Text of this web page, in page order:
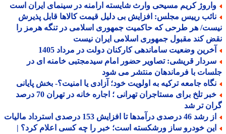
کریم مسیحی وارث شایسته ارامنه در سینمای ایران است
رییس مجلس: افزایش بی دلیل قیمت کالاها قابل پذیرش
هر طرحی که حاکمیت جمهوری اسلامی در تنگه هرمز را
کند مقبول جمهوری اسلامی ایران نیست
وضعیت ساماندهی کارکنان دولت در مرداد 1405
قریشی: تصاویر حضور امام سیدمجتبی خامنه ای در
با فرماندهان منتشر می شود
جامعه ترکیه به اولویت خود؛ آزادی یا امنیت؟- بخش پایانی
خبر تلخ برای مستاجران تهرانی ؛ اجاره خانه در تهران 70 درصد
تر شد
درصدی درآمدها تا افزایش 153 درصدی استرداد مالیات
خودرو ساز ورشکسته است؛ خبر را چه کسی اعلام کرد؟ |